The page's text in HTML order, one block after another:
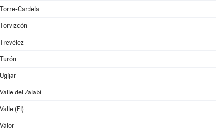
Torre-Cardela
Torvizcón
Trevélez
Turón
Ugíjar
Valle del Zalabí
Valle (El)
Válor